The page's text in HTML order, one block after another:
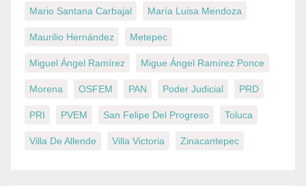
Mario Santana Carbajal María Luisa Mendoza
Maurilio Hernández Metepec
Miguel Ángel Ramírez Migue Ángel Ramírez Ponce
Morena OSFEM PAN Poder Judicial PRD
PRI PVEM San Felipe Del Progreso Toluca
Villa De Allende Villa Victoria Zinacantepec